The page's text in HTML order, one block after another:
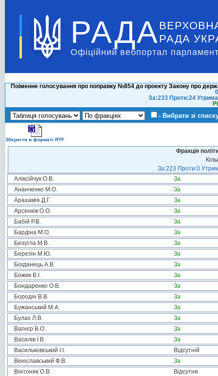
РАДА РАДА
Офіційний вебпортал
Поіменне голосування про поправку №854 до проекту Закону про
За:233 Проти:24
- Вибрати зі
Зберегти в форматі RTF
Фракція
За:223 Проти:0
Аліксійчук О.В.
За
Ананченко М.О.
За
Арахамія Д.Г.
За
Арсенюк О.О.
За
Бабій Р.В.
За
Бардіна М.О.
За
Безугла М.В.
За
Березін М.Ю.
За
Богданець А.В.
За
Божик В.І.
За
Бондаренко О.В.
За
Бородін В.В.
За
Бужанський М.А.
За
Булах Л.В.
За
Вагнєр В.О.
За
Василів І.В.
За
Васильковський І.І.
Відсутній
Веніславський Ф.В.
За
Вінтоняк О.В.
Відсутня